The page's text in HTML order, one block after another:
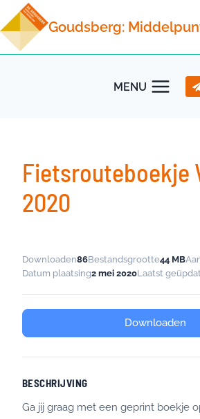
Doorgaan
naar
inhoud
Goudsberg:
MENU
Fietsrouteboekje
2020
Downloaden86Bestandsgrootte44 MB
Datum plaatsing2 mei 2020Laatst
Downloaden
BESCHRIJVING
Ga jij graag met een geprint boekje